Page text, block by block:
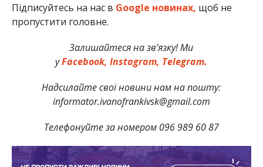
Підписуйтесь на нас в Google новинах, щоб не
пропустити головне.
Залишайтеся на зв’язку! Ми
уFacebook, Instagram, Telegram.
Надсилайте свої новини нам на пошту:
informator.ivanofrankivsk@gmail.com
Телефонуйте за номером 096 989 60 87